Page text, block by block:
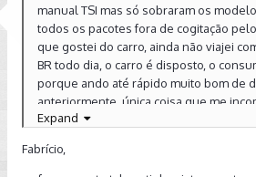
manual TSI mas só sobraram os
todos os pacotes fora de cogitação
que gostei do carro, ainda não viajei
BR todo dia, o carro é disposto, o
porque ando até rápido muito bom de
anteriormente, única coisa que me
na mala segundo a ccs é o triângulo.
69,900.
Expand
Fabrício,